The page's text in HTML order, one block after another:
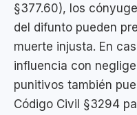
§377.60), los
del difunto pueden
muerte injusta. En
influencia con
punitivos también
Código Civil §3294